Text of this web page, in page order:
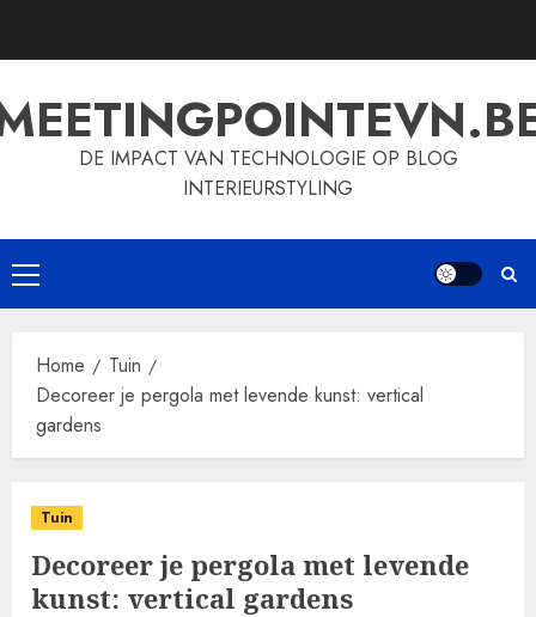
DE IMPACT VAN TECHNOLOGIE OP BLOG
INTERIEURSTYLING
Primary
Menu
Home
Tuin
Decoreer je pergola met levende kunst: vertical
gardens
Tuin
Decoreer je pergola met levende
kunst: vertical gardens